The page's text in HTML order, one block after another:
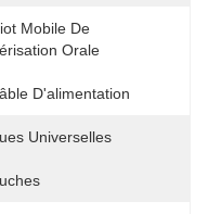
Mobile De
Orale
D'alimentation
Universelles